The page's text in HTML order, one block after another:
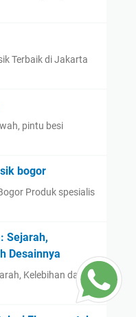
Terbaik di Jakarta
pintu besi
bogor
Produk spesialis
Sejarah,
Desainnya
Kelebihan dan